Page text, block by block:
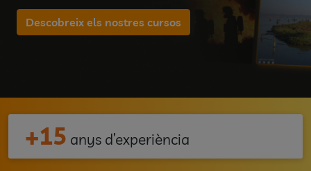
Descobreix els nostres cursos
+15 anys d’experiència